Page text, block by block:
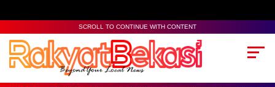
SCROLL TO CONTINUE WITH CONTENT